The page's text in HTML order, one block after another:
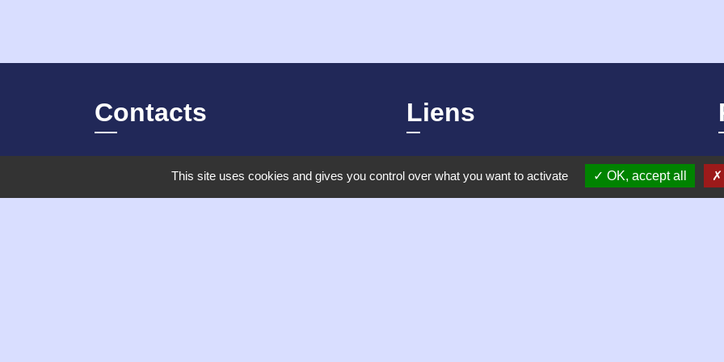
Contacts
Commune de Chambles
Liens
Mentions légales
This site uses cookies and gives you control over what you want to activate OK, accept all